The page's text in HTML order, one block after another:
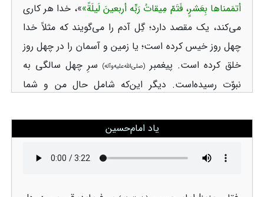
أتمَمناها بِعَشرٍ، فَتَمّ مِیقاتُ رَبِّه أربعینَ لَیلَةً»»، خدا هر کاری
می‌کند، یک مقصد دارد؛ گِل آدم را می‌گویند که مثلاً خدا
چهل‌ روز خیس کرده‌ است؛ یا زمین و آسمان را در چهل‌ روز
خلق کرده‌ است. پیغمبر (صلی‌الله‌علیه‌وآله) سرِ چهل‌ سالگی به
نبوّت رسیده‌است. دیگر این‌که شامل حال من و شما
رسیدی، به این ملائکه که روی شانه‌ات هست، خدا
می‌گوید به این سخت بگیر! تا حالا اگر یک‌ قدری گناهی
کردی، مِثل این‌ است که تا حالا به تکلیف نرسیده‌ بودی؛
یاد امام‌حسین